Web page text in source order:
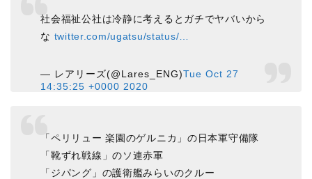
社会福祉公社は冷静に考えるとガチでヤバいから
な twitter.com/ugatsu/status/…
— レアリーズ(@Lares_ENG)Tue Oct 27
14:35:25 +0000 2020
「ペリリュー 楽園のゲルニカ」の日本軍守備隊
「靴ずれ戦線」のソ連赤軍
「ジパング」の護衛艦みらいのクルー